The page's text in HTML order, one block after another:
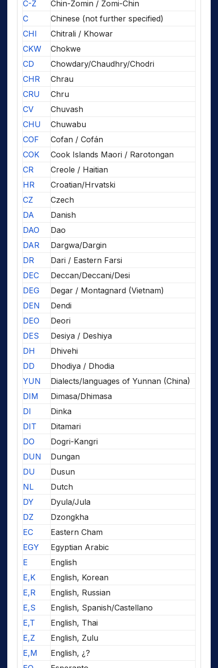
C-Z
Chin-Zomin / Zomi-Chin
C
Chinese (not further specified)
CHI
Chitrali / Khowar
CKW
Chokwe
CD
Chowdary/Chaudhry/Chodri
CHR
Chrau
CRU
Chru
CV
Chuvash
CHU
Chuwabu
COF
Cofan / Cofán
COK
Cook Islands Maori / Rarotongan
CR
Creole / Haitian
HR
Croatian/Hrvatski
CZ
Czech
DA
Danish
DAO
Dao
DAR
Dargwa/Dargin
DR
Dari / Eastern Farsi
DEC
Deccan/Deccani/Desi
DEG
Degar / Montagnard (Vietnam)
DEN
Dendi
DEO
Deori
DES
Desiya / Deshiya
DH
Dhivehi
DD
Dhodiya / Dhodia
YUN
Dialects/languages of Yunnan (China)
DIM
Dimasa/Dhimasa
DI
Dinka
DIT
Ditamari
DO
Dogri-Kangri
DUN
Dungan
DU
Dusun
NL
Dutch
DY
Dyula/Jula
DZ
Dzongkha
EC
Eastern Cham
EGY
Egyptian Arabic
E
English
E,K
English, Korean
E,R
English, Russian
E,S
English, Spanish/Castellano
E,T
English, Thai
E,Z
English, Zulu
E,M
English, ¿?